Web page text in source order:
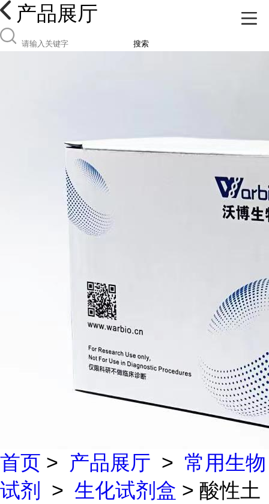
产品展厅
搜索
首页 > 产品展厅 > 常用生物
试剂 > 生化试剂盒 > 酸性土